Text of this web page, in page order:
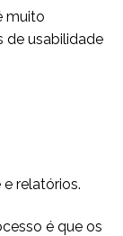
muito
de usabilidade
relatórios.
é que os